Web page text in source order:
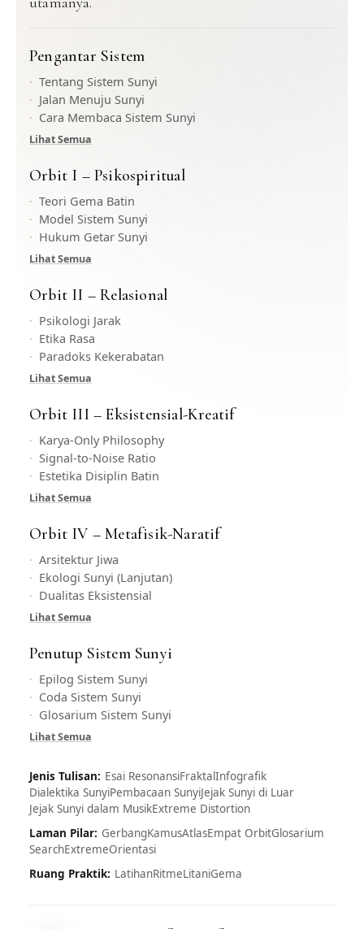
Pengantar Sistem
Tentang Sistem Sunyi
Jalan Menuju Sunyi
Cara Membaca Sistem Sunyi
Lihat Semua
Orbit I – Psikospiritual
Teori Gema Batin
Model Sistem Sunyi
Hukum Getar Sunyi
Lihat Semua
Orbit II – Relasional
Psikologi Jarak
Etika Rasa
Paradoks Kekerabatan
Lihat Semua
Orbit III – Eksistensial-Kreatif
Karya-Only Philosophy
Signal-to-Noise Ratio
Estetika Disiplin Batin
Lihat Semua
Orbit IV – Metafisik-Naratif
Arsitektur Jiwa
Ekologi Sunyi (Lanjutan)
Dualitas Eksistensial
Lihat Semua
Penutup Sistem Sunyi
Epilog Sistem Sunyi
Coda Sistem Sunyi
Glosarium Sistem Sunyi
Lihat Semua
Jenis Tulisan: Esai ResonansiFraktalInfografik
Dialektika SunyiPembacaan SunyiJejak Sunyi di Luar
Jejak Sunyi dalam MusikExtreme Distortion
Laman Pilar: GerbangKamusAtlasEmpat OrbitGlosarium
SearchExtremeOrientasi
Ruang Praktik: LatihanRitmeLitaniGema